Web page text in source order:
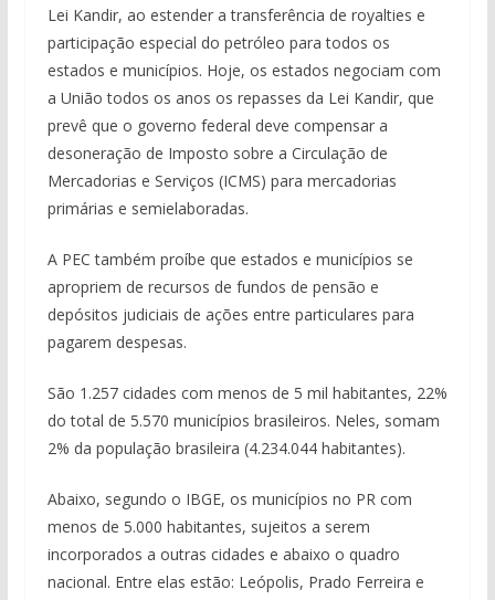
Lei Kandir, ao estender a transferência de royalties e
participação especial do petróleo para todos os
estados e municípios. Hoje, os estados negociam com
a União todos os anos os repasses da Lei Kandir, que
prevê que o governo federal deve compensar a
desoneração de Imposto sobre a Circulação de
Mercadorias e Serviços (ICMS) para mercadorias
primárias e semielaboradas.
A PEC também proíbe que estados e municípios se
apropriem de recursos de fundos de pensão e
depósitos judiciais de ações entre particulares para
pagarem despesas.
São 1.257 cidades com menos de 5 mil habitantes, 22%
do total de 5.570 municípios brasileiros. Neles, somam
2% da população brasileira (4.234.044 habitantes).
Abaixo, segundo o IBGE, os municípios no PR com
menos de 5.000 habitantes, sujeitos a serem
incorporados a outras cidades e abaixo o quadro
nacional. Entre elas estão: Leópolis, Prado Ferreira e